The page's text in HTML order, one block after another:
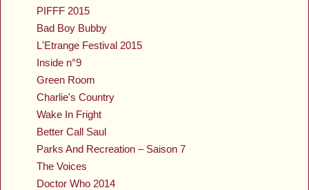
PIFFF 2015
Bad Boy Bubby
L'Etrange Festival 2015
Inside n°9
Green Room
Charlie's Country
Wake In Fright
Better Call Saul
Parks And Recreation – Saison 7
The Voices
Doctor Who 2014